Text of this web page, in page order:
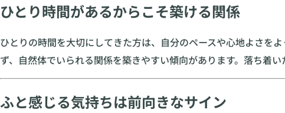
ひとり時間があるからこそ築ける関係
ひとりの時間を大切にしてきた方は、自分のペースや心地よさを
ず、自然体でいられる関係を築きやすい傾向があります。落ち着い
ふと感じる気持ちは前向きなサイン